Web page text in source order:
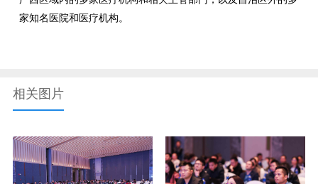
家知名医院和医疗机构。
相关图片